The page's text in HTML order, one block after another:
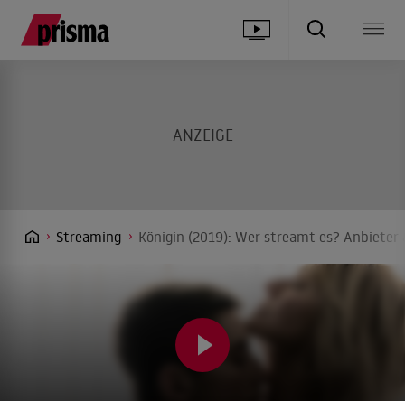
Streaming Königin (2019): Wer streamt es? Anbieter